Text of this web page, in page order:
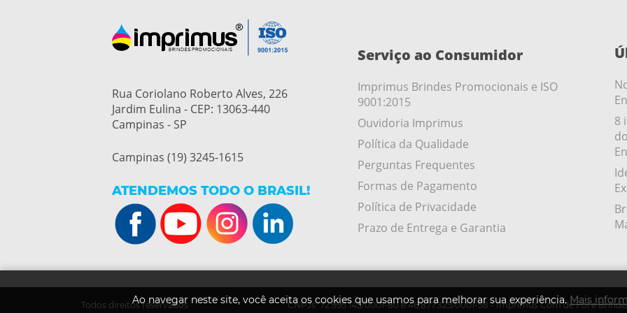
Ao navegar neste site, você aceita os cookies que usamos para melhorar sua experiência.Mais
Rua Coriolano Roberto Alves, 226
Jardim Eulina - CEP: 13063-440
Campinas - SP
Campinas (19) 3245-1615
ATENDEMOS TODO O BRASIL!
Serviço ao Consumidor
Imprimus Brindes Promocionais e ISO
9001:2015
Ouvidoria Imprimus
Política da Qualidade
Perguntas Frequentes
Formas de Pagamento
Política de Privacidade
Prazo de Entrega e Garantia
8
Todos direitos reservados CNPJs: 72.995.145/0001-80 e 46.877.325/0001-58 - Imprimus Com de Fol e